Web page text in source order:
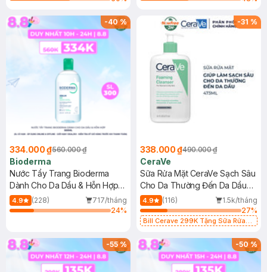
-40%
334.000 ₫560.000 ₫
Bioderma
Nước Tẩy Trang Bioderma
Dành Cho Da Dầu & Hỗn Hợp
500ml
4.9 (228)
717/tháng
24%
-31 %
338.000 ₫490.000 ₫
CeraVe
Sữa Rửa Mặt CeraVe Sạch Sâu
Cho Da Thường Đến Da Dầu
473ml
4.9 (116)
1.5k/tháng
27%
Bill Cerave 299K Tặng Sữa Rửa
-55% -50%